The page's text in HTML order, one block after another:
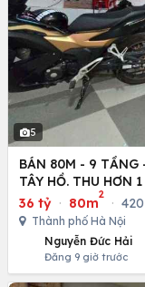
5
BÁN 80M - 9 TẦNG
TÂY HỒ. THU HƠN
36 tỷ · 80m
2
·
Thành phố Hà Nội
Nguyễn Đức Hải
Đăng 9 giờ trước